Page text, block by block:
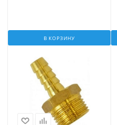
В КОРЗИНУ